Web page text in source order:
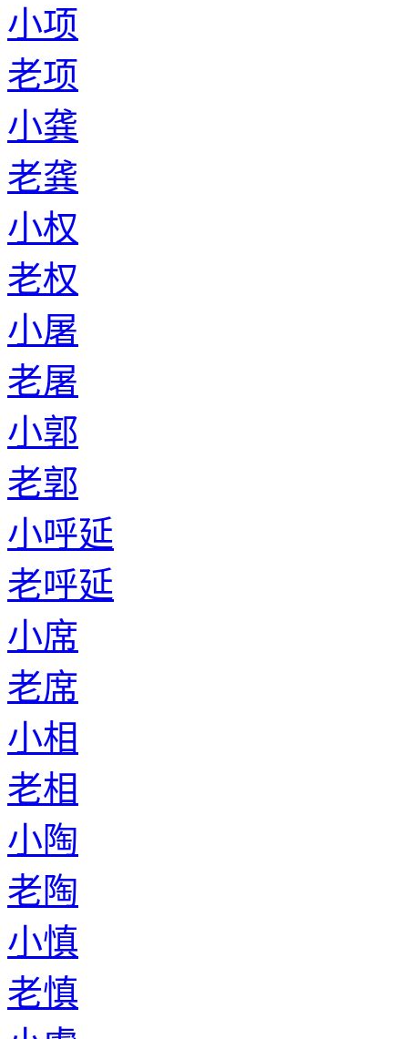
小项
老项
小龚
老龚
小权
老权
小屠
老屠
小郭
老郭
小呼延
老呼延
小席
老席
小相
老相
小陶
老陶
小慎
老慎